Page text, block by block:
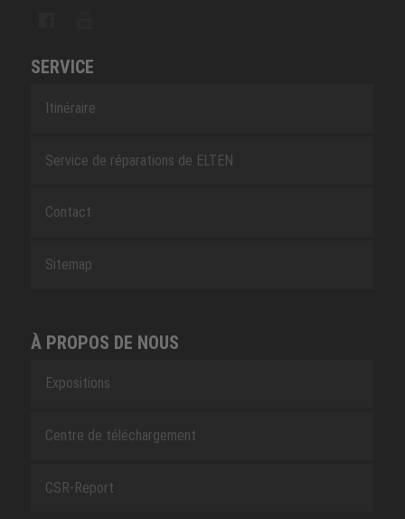
SERVICE
Itinéraire
Service de réparations de ELTEN
Contact
Sitemap
À PROPOS DE NOUS
Expositions
Centre de téléchargement
CSR-Report